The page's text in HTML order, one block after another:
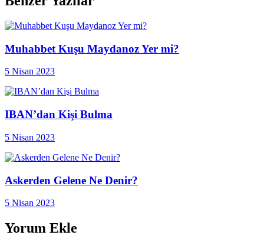
Muhabbet Kuşu Maydanoz Yer mi?
5 Nisan 2023
IBAN’dan Kişi Bulma
5 Nisan 2023
Askerden Gelene Ne Denir?
5 Nisan 2023
Yorum Ekle